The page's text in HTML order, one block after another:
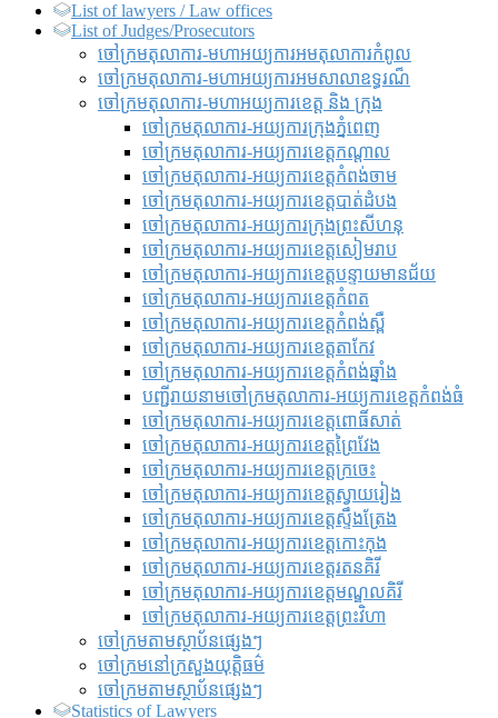
List of lawyers / Law offices
List of Judges/Prosecutors
ចៅក្រមតុលាការ-មហាអយ្យការអមតុលាការកំពូល
ចៅក្រមតុលាការ-មហាអយ្យការអមសាលាឧទ្ធរណ៏
ចៅក្រមតុលាការ-មហាអយ្យការខេត្ត និង ក្រុង
ចៅក្រមតុលាការ-អយ្យការក្រុងភ្នំពេញ
ចៅក្រមតុលាការ-អយ្យការខេត្តកណ្តាល
ចៅក្រមតុលាការ-អយ្យការខេត្តកំពង់ចាម
ចៅក្រមតុលាការ-អយ្យការខេត្តបាត់ដំបង
ចៅក្រមតុលាការ-អយ្យការ​ក្រុងព្រះសីហនុ
ចៅក្រមតុលាការ-អយ្យការខេត្តសៀមរាប
ចៅក្រមតុលាការ-អយ្យការខេត្តបន្ទាយមានជ័យ
ចៅក្រមតុលាការ-អយ្យការខេត្តកំពត
ចៅក្រមតុលាការ-អយ្យការខេត្តកំពង់ស្ពឺ
ចៅក្រមតុលាការ-អយ្យការខេត្តតាកែវ
ចៅក្រមតុលាការ-អយ្យការខេត្តកំពង់ឆ្នាំង
បញ្ជីរាយនាមចៅក្រមតុលាការ-អយ្យការខេត្តកំពង់ធំ
ចៅក្រមតុលាការ-អយ្យការខេត្តពោធិ៍សាត់
ចៅក្រមតុលាការ-អយ្យការខេត្តព្រៃវែង
ចៅក្រមតុលាការ-អយ្យការខេត្តក្រចេះ
ចៅក្រមតុលាការ-អយ្យការខេត្តស្វាយរៀង
ចៅក្រមតុលាការ-អយ្យការខេត្តស្ទឹងត្រែង
ចៅក្រមតុលាការ-អយ្យការខេត្តកោះកុង
ចៅក្រមតុលាការ-អយ្យការខេត្តរតនគិរី
ចៅក្រមតុលាការ-អយ្យការខេត្តមណ្ឌលគិរី
ចៅក្រមតុលាការ-អយ្យការខេត្តព្រះវិហា
ចៅក្រមតាមស្ថាប័នផ្សេងៗ
ចៅក្រមនៅក្រសួងយុត្តិធម៌
ចៅក្រមតាមស្ថាប័នផ្សេងៗ
Statistics of Lawyers